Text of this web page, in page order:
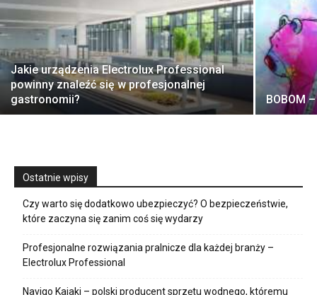
Jakie urządzenia Electrolux Professional
powinny znaleźć się w profesjonalnej
gastronomii?
BOBOM
Ostatnie wpisy
Czy warto się dodatkowo ubezpieczyć? O bezpieczeństwie,
które zaczyna się zanim coś się wydarzy
Profesjonalne rozwiązania pralnicze dla każdej branży –
Electrolux Professional
Navigo Kajaki – polski producent sprzętu wodnego, któremu